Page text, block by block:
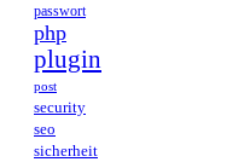
passwort
php
plugin
post
security
seo
sicherheit